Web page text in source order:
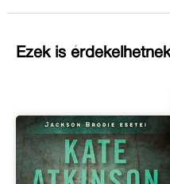
Ezek is